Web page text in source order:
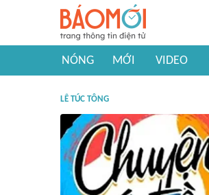
NÓNG MỚI VIDEO
LÊ TÚC TÔNG